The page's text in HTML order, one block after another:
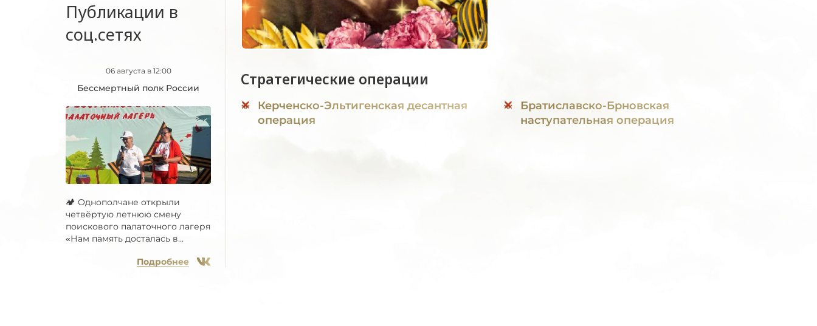
Публикации в
соц.сетях
06 августа в 12:00
Бессмертный полк России
🏕 Однополчане открыли
четвёртую летнюю смену
поискового палаточного лагеря
«Нам память досталась в...
Подробнее
Стратегические операции
Керченско-Эльтигенская десантная
операция
Братиславско-Брновская
наступательная операция